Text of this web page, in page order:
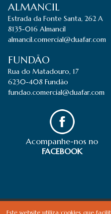
Este website utiliza cookies que
ALMANCIL
Estrada da Fonte Santa, 262 A
8135-016 Almancil
almancil.comercial@duafar.com
FUNDÃO
Rua do Matadouro, 17
6230-408 Fundão
fundao.comercial@duafar.com
Acompanhe-nos no
FACEBOOK